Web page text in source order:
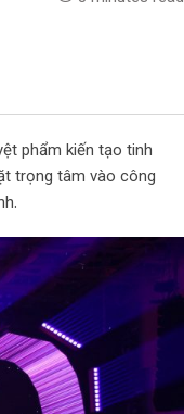
phẩm kiến tạo tinh
trọng tâm vào công